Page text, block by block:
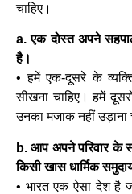
चाहिए।
a. एक दोस्त अपने
है।
• हमें एक-दूसरे के
सीखना चाहिए। हमें
उनका मजाक नहीं उड़ाना
b. आप अपने परिवार के
किसी खास धार्मिक
• भारत एक ऐसा देश है